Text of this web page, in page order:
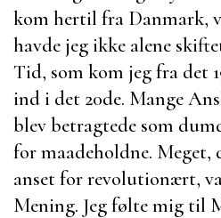
kom hertil fra Danmark,
havde jeg ikke alene
Tid, som kom jeg fra det
ind i det 20de. Mange
blev betragtede som
for maadeholdne. Meget,
anset for revolutionært,
Mening. Jeg følte mig til